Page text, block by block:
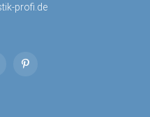
profi.de